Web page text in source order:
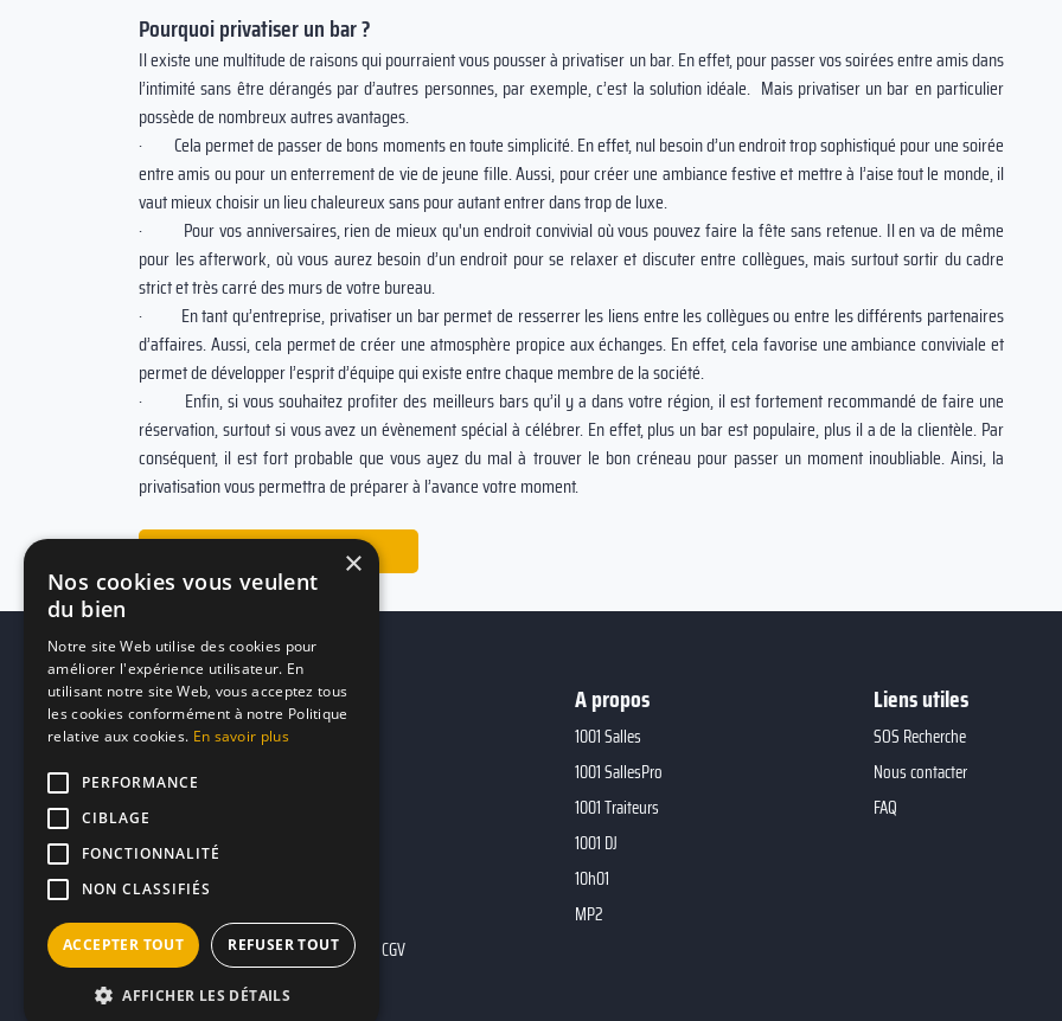
Pourquoi privatiser un bar ?
Il existe une multitude de raisons qui pourraient vous pousser à privatiser un bar. En effet, pour passer vos soirées entre amis dans
l’intimité sans être dérangés par d’autres personnes, par exemple, c’est la solution idéale. Mais privatiser un bar en particulier
possède de nombreux autres avantages.
· Cela permet de passer de bons moments en toute simplicité. En effet, nul besoin d’un endroit trop sophistiqué pour une soirée
entre amis ou pour un enterrement de vie de jeune fille. Aussi, pour créer une ambiance festive et mettre à l’aise tout le monde, il
vaut mieux choisir un lieu chaleureux sans pour autant entrer dans trop de luxe.
· Pour vos anniversaires, rien de mieux qu'un endroit convivial où vous pouvez faire la fête sans retenue. Il en va de même
pour les afterwork, où vous aurez besoin d’un endroit pour se relaxer et discuter entre collègues, mais surtout sortir du cadre
strict et très carré des murs de votre bureau.
· En tant qu’entreprise, privatiser un bar permet de resserrer les liens entre les collègues ou entre les différents partenaires
d’affaires. Aussi, cela permet de créer une atmosphère propice aux échanges. En effet, cela favorise une ambiance conviviale et
permet de développer l’esprit d’équipe qui existe entre chaque membre de la société.
· Enfin, si vous souhaitez profiter des meilleurs bars qu’il y a dans votre région, il est fortement recommandé de faire une
réservation, surtout si vous avez un évènement spécial à célébrer. En effet, plus un bar est populaire, plus il a de la clientèle. Par
conséquent, il est fort probable que vous ayez du mal à trouver le bon créneau pour passer un moment inoubliable. Ainsi, la
privatisation vous permettra de préparer à l’avance votre moment.
Trouver le lieu idéal
Mentions légales CGU CGV
A propos
1001 Salles
1001 SallesPro
1001 Traiteurs
1001 DJ
10h01
MP2
Liens utiles
SOS Recherche
Nous contacter
FAQ
×
Nos cookies vous veulent
du bien
Notre site Web utilise des cookies pour
améliorer l'expérience utilisateur. En
utilisant notre site Web, vous acceptez tous
les cookies conformément à notre Politique
relative aux cookies. En savoir plus
PERFORMANCE
CIBLAGE
FONCTIONNALITÉ
NON CLASSIFIÉS
ACCEPTER TOUT REFUSER TOUT
AFFICHER LES DÉTAILS